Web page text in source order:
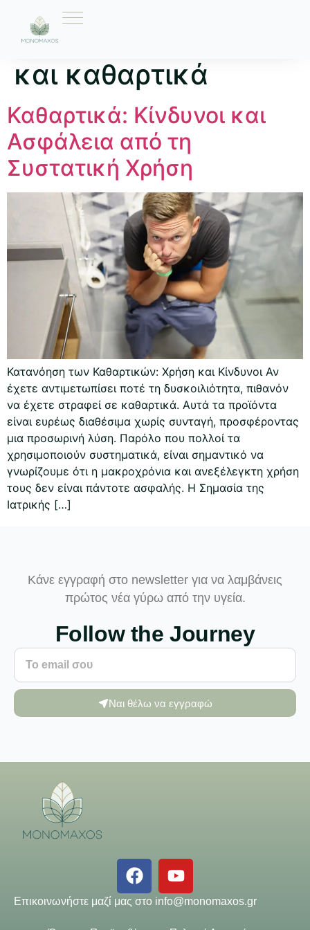
Ετικέτα:
και καθαρτικά
Καθαρτικά: Κίνδυνοι και
Ασφάλεια από τη
Συστατική Χρήση
Κατανόηση των Καθαρτικών: Χρήση και Κίνδυνοι Αν
έχετε αντιμετωπίσει ποτέ τη δυσκοιλιότητα, πιθανόν
να έχετε στραφεί σε καθαρτικά. Αυτά τα προϊόντα
είναι ευρέως διαθέσιμα χωρίς συνταγή, προσφέροντας
μια προσωρινή λύση. Παρόλο που πολλοί τα
χρησιμοποιούν συστηματικά, είναι σημαντικό να
γνωρίζουμε ότι η μακροχρόνια και ανεξέλεγκτη χρήση
τους δεν είναι πάντοτε ασφαλής. Η Σημασία της
Ιατρικής […]
Κάνε εγγραφή στο newsletter για να λαμβάνεις
πρώτος νέα γύρω από την υγεία.
Follow the Journey
Ναι θέλω να εγγραφώ
Επικοινωνήστε μαζί μας στο info@monomaxos.gr